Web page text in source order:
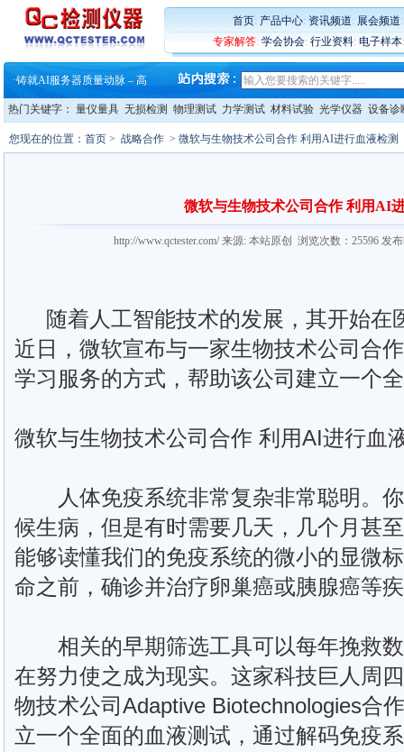
首页: 产品中心: 资讯频道: 展会频道
专家解答: 学会协会: 行业资料: 电子样本
大牌云集 买家升级 ——26
蔡司软件 | 高效变形分析能
铸就AI服务器质量动脉 – 高
·铸就AI服务器质量动脉 – 高
·ZEISS BOSELLO ADR 让内部缺
·蔡司和亿纬锂能达成战略合作
·大牌云集 买家升级 ——26
热门关键字： 量仪量具 无损检测 物理测试 力学测试 材料试验 光学仪器 设备诊
您现在的位置： 首页 > 战略合作 > 微软与生物技术公司合作 利用AI进行血液检测
微软与生物技术公司合作 利用AI
http://www.qctester.com/ 来源: 本站原创 浏览次数：25596 发
随着人工智能技术的发展，其开始在
近日，微软宣布与一家生物技术公司合
学习服务的方式，帮助该公司建立一个
微软与生物技术公司合作 利用AI进行血
人体免疫系统非常复杂非常聪明。你
候生病，但是有时需要几天，几个月甚
能够读懂我们的免疫系统的微小的显微
命之前，确诊并治疗卵巢癌或胰腺癌等
相关的早期筛选工具可以每年挽救数
在努力使之成为现实。这家科技巨人周
物技术公司Adaptive Biotechnologies合
立一个全面的血液测试，通过解码免疫